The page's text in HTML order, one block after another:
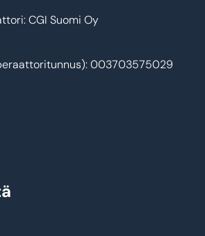
CGI Suomi Oy
003703575029